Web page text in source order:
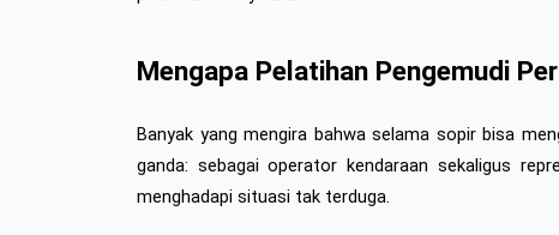
Mengapa Pelatihan Pengemudi
Banyak yang mengira bahwa selama sopir bisa
ganda: sebagai operator kendaraan sekaligus
menghadapi situasi tak terduga.